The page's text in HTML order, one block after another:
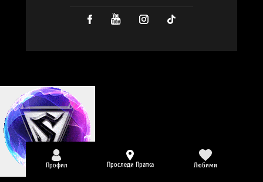
Профил Проследи Пратка Любими